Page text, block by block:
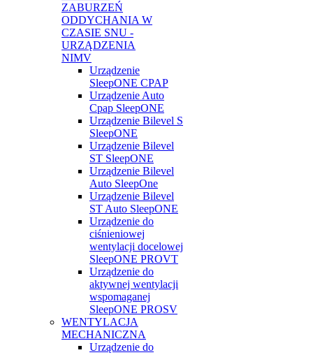
ZABURZEŃ
ODDYCHANIA W
CZASIE SNU -
URZĄDZENIA
NIMV
Urządzenie
SleepONE CPAP
Urządzenie Auto
Cpap SleepONE
Urządzenie Bilevel S
SleepONE
Urządzenie Bilevel
ST SleepONE
Urządzenie Bilevel
Auto SleepOne
Urządzenie Bilevel
ST Auto SleepONE
Urządzenie do
ciśnieniowej
wentylacji docelowej
SleepONE PROVT
Urządzenie do
aktywnej wentylacji
wspomaganej
SleepONE PROSV
WENTYLACJA
MECHANICZNA
Urządzenie do